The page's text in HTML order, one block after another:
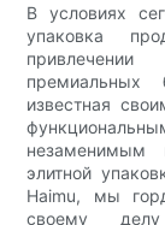
В условиях
упаковка
премиальных
известная
незаменимым
элитной
Haimu, мы
своему делу